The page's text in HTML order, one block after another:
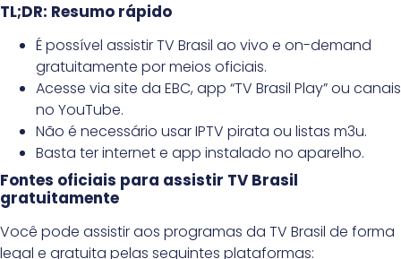
TL;DR: Resumo rápido
É possível assistir TV Brasil ao vivo e on-demand
gratuitamente por meios oficiais.
Acesse via site da EBC, app “TV Brasil Play” ou canais
no YouTube.
Não é necessário usar IPTV pirata ou listas m3u.
Basta ter internet e app instalado no aparelho.
Fontes oficiais para assistir TV Brasil
gratuitamente
Você pode assistir aos programas da TV Brasil de forma
legal e gratuita pelas seguintes plataformas: